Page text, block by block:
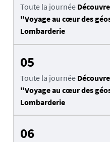
Toute la journée
"Voyage au cœur des
Lombarderie
05
Toute la journée
"Voyage au cœur des
Lombarderie
06